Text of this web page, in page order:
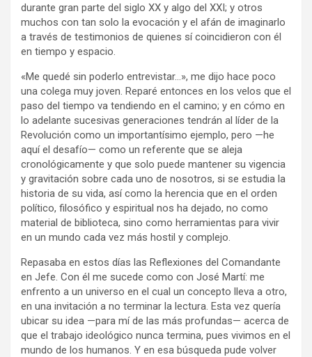
durante gran parte del siglo XX y algo del XXI; y otros
muchos con tan solo la evocación y el afán de imaginarlo
a través de testimonios de quienes sí coincidieron con él
en tiempo y espacio.
«Me quedé sin poderlo entrevistar…», me dijo hace poco
una colega muy joven. Reparé entonces en los velos que el
paso del tiempo va tendiendo en el camino; y en cómo en
lo adelante sucesivas generaciones tendrán al líder de la
Revolución como un importantísimo ejemplo, pero —he
aquí el desafío— como un referente que se aleja
cronológicamente y que solo puede mantener su vigencia
y gravitación sobre cada uno de nosotros, si se estudia la
historia de su vida, así como la herencia que en el orden
político, filosófico y espiritual nos ha dejado, no como
material de biblioteca, sino como herramientas para vivir
en un mundo cada vez más hostil y complejo.
Repasaba en estos días las Reflexiones del Comandante
en Jefe. Con él me sucede como con José Martí: me
enfrento a un universo en el cual un concepto lleva a otro,
en una invitación a no terminar la lectura. Esta vez quería
ubicar su idea —para mí de las más profundas— acerca de
que el trabajo ideológico nunca termina, pues vivimos en el
mundo de los humanos. Y en esa búsqueda pude volver